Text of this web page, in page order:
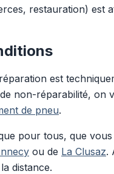
restauration) est
est
non-réparabilité, on
de pneu.
pour tous, que vous
ou de La Clusaz.
distance.